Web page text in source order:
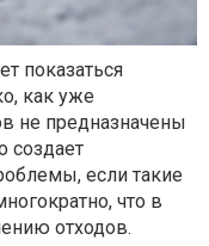
показаться
как уже
не предназначены
создает
если такие
что в
отходов.